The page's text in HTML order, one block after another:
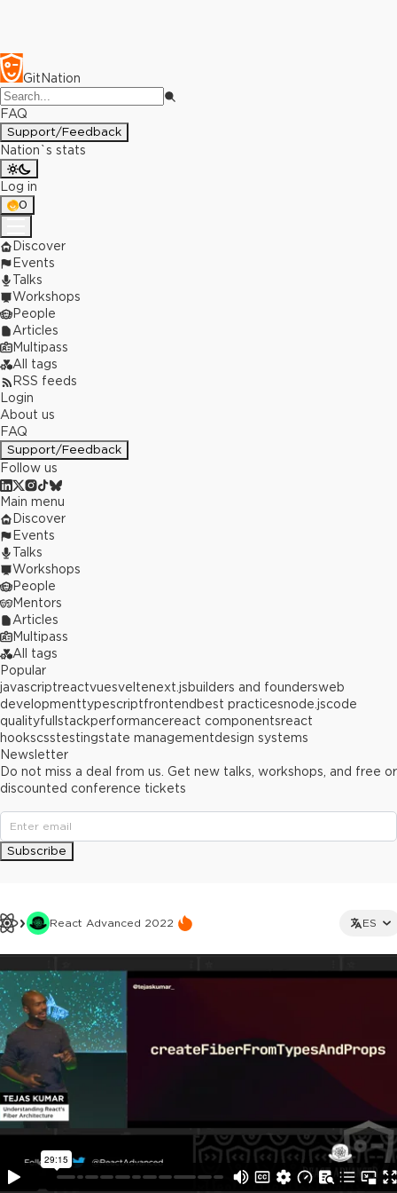
GitNation
FAQ
Support/Feedback
Nation`s stats
Log in
0
Discover
Events
Talks
Workshops
People
Articles
Multipass
All tags
RSS feeds
Login
About us
FAQ
Support/Feedback
Follow us
React Advanced 2022 ES
Main menu
Discover
Events
Talks
Workshops
People
Mentors
Articles
Multipass
All tags
Popular
javascriptreactvuesveltenext.jsbuilders and foundersweb
developmenttypescriptfrontend best practicesnode.jscode
qualityfullstackperformancereact componentsreact
hookscsstestingstate managementdesign systems
Newsletter
Do not miss a deal from us. Get new talks, workshops, and free or
discounted conference tickets
Subscribe